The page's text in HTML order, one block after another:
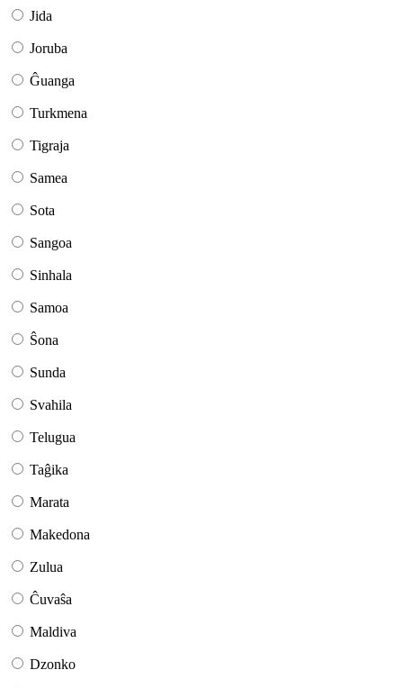
Jida
Joruba
Ĝuanga
Turkmena
Tigraja
Samea
Sota
Sangoa
Sinhala
Samoa
Ŝona
Sunda
Svahila
Telugua
Taĝika
Marata
Makedona
Zulua
Ĉuvaŝa
Maldiva
Dzonko